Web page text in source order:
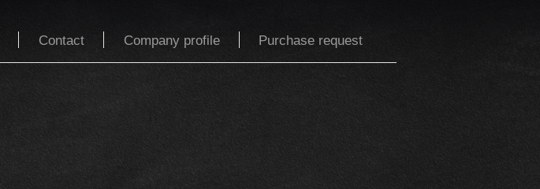
Contact Company profile Purchase request